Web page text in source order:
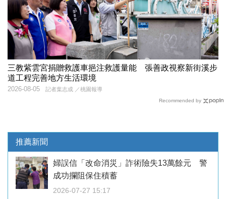
三教紫雲宮捐贈救護車挹注救護量能 張善政視察新街溪步
道工程完善地方生活環境
記者葉志成 ／桃園報導
2026-08-05
Recommended by
推薦新聞
婦誤信「改命消災」詐術險失13萬餘元 警
成功攔阻保住積蓄
2026-07-27 15:17